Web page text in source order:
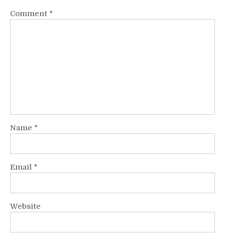
Comment *
Name *
Email *
Website